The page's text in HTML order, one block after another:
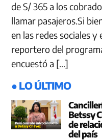
de S/ 365 a los
llamar pasajeros.Si
en las redes sociales
reportero del
encuestó a […]
● LO ÚLTIMO
Betssy
de
del país